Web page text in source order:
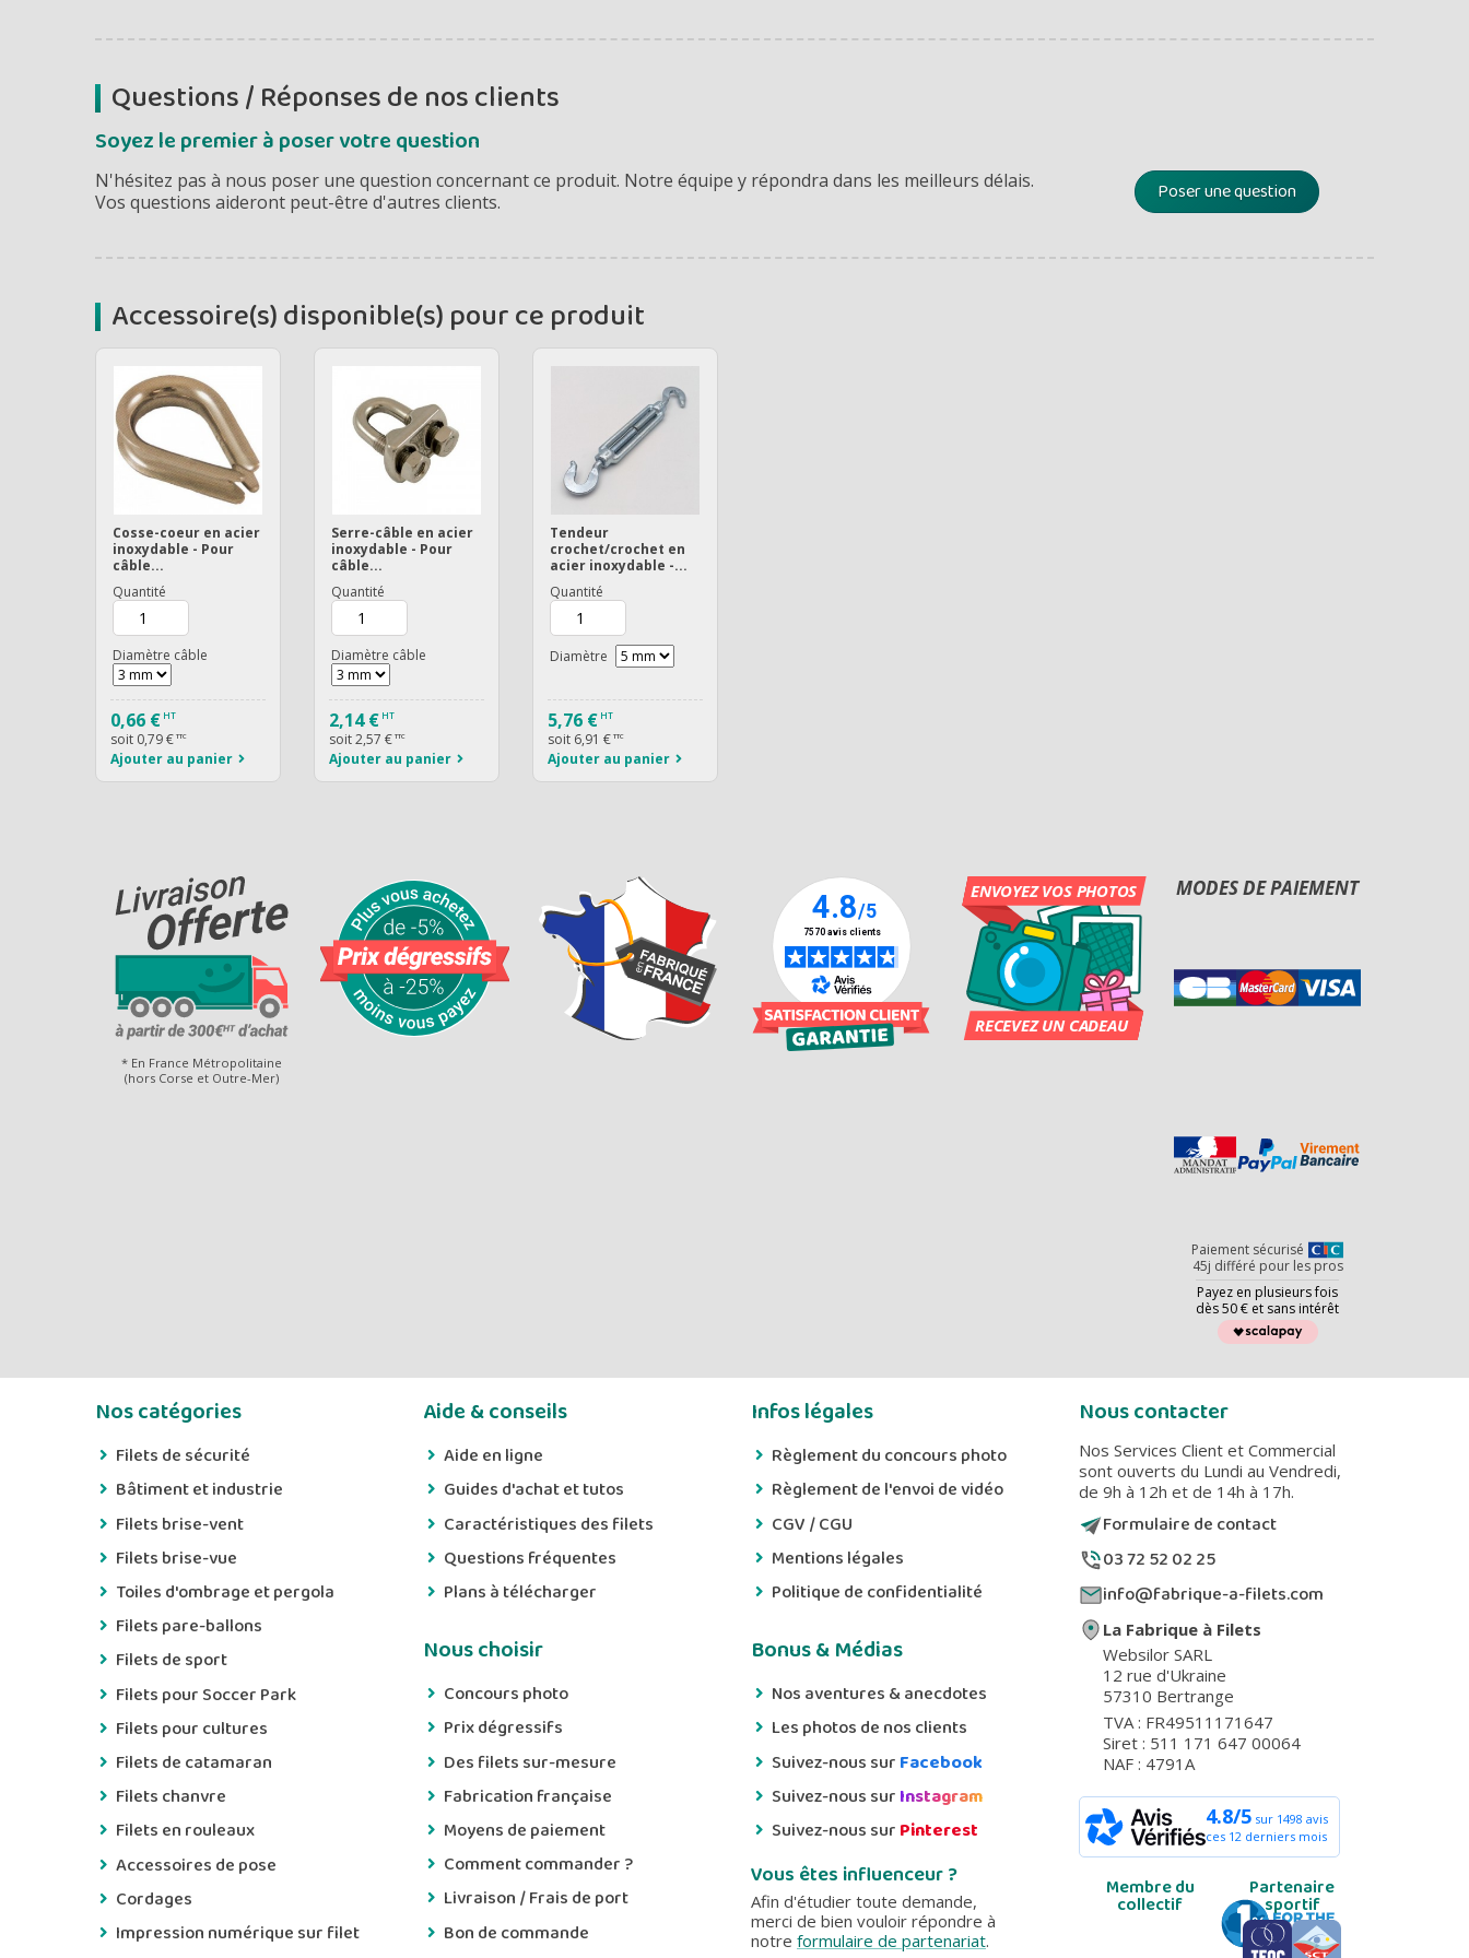
Questions / Réponses de nos clients
Soyez le premier à poser votre question
N'hésitez pas à nous poser une question concernant ce produit. Notre équipe y répondra dans les meilleurs délais.
Vos questions aideront peut-être d'autres clients.
Poser une question
Accessoire(s) disponible(s) pour ce produit
Cosse-coeur en acier
inoxydable - Pour
câble...
Quantité
Diamètre câble
0,66 € HT
soit 0,79 € TTC
Ajouter au panier
Serre-câble en acier
inoxydable - Pour
câble...
Quantité
Diamètre câble
2,14 € HT
soit2,57 € TTC
Ajouter au panier
Tendeur
crochet/crochet en
acier inoxydable -...
Quantité
Diamètre
5,76 € HT
soit 6,91 € TTC
Ajouter au panier
* En France Métropolitaine
(hors Corse et Outre-Mer)
MODES DE PAIEMENT
Paiement sécurisé
45j différé pour les pros
Payez en plusieurs fois
dès 50 € et sans intérêt
Nos catégories
Filets de sécurité
Bâtiment et industrie
Filets brise-vent
Filets brise-vue
Toiles d'ombrage et pergola
Filets pare-ballons
Filets de sport
Filets pour Soccer Park
Filets pour cultures
Filets de catamaran
Filets chanvre
Filets en rouleaux
Accessoires de pose
Cordages
Impression numérique sur filet
Aide & conseils
Aide en ligne
Guides d'achat et tutos
Caractéristiques des filets
Questions fréquentes
Plans à télécharger
Nous choisir
Concours photo
Prix dégressifs
Des filets sur-mesure
Fabrication française
Moyens de paiement
Comment commander ?
Livraison / Frais de port
Bon de commande
Infos légales
Règlement du concours photo
Règlement de l'envoi de vidéo
CGV / CGU
Mentions légales
Politique de confidentialité
Bonus & Médias
Nos aventures & anecdotes
Les photos de nos clients
Suivez-nous surFacebook
Suivez-nous surInstagram
Suivez-nous surPinterest
Vous êtes influenceur ?
Afin d'étudier toute demande,
merci de bien vouloir répondre à
notre formulaire de partenariat.
Nous contacter
Nos Services Client et Commercial
sont ouverts du Lundi au Vendredi,
de 9h à 12h et de 14h à 17h.
Formulaire de contact
03 72 52 02 25
info@fabrique-a-filets.com
La Fabrique à Filets
Websilor SARL
12 rue d'Ukraine
57310 Bertrange
TVA : FR49511171647
Siret : 511 171 647 00064
NAF : 4791A
4.8/5 sur 1498 avis
ces 12 derniers mois
Membre du
collectif
Partenaire
sportif